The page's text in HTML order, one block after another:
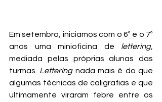
Em setembro, iniciamos com o 6º e o 7º
anos uma minioficina de lettering,
mediada pelas próprias alunas das
turmas. Lettering nada mais é do que
algumas técnicas de caligrafias e que
ultimamente viraram febre entre os